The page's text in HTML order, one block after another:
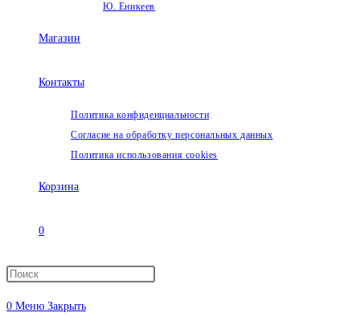
Ю. Еникеев
Магазин
Контакты
Политика конфиденциальности
Согласие на обработку персональных данных
Политика использования cookies
Корзина
0
Переключить
0 Меню Закрыть